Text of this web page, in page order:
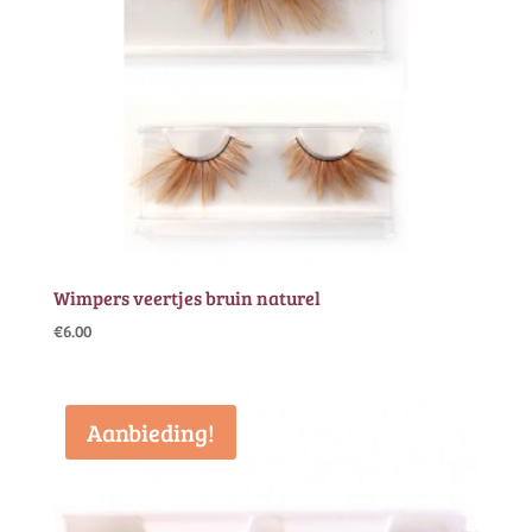
Wimpers veertjes bruin naturel
€6.00
Aanbieding!